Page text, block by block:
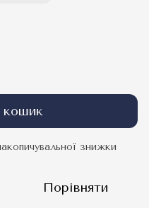
знижки
Порівняти